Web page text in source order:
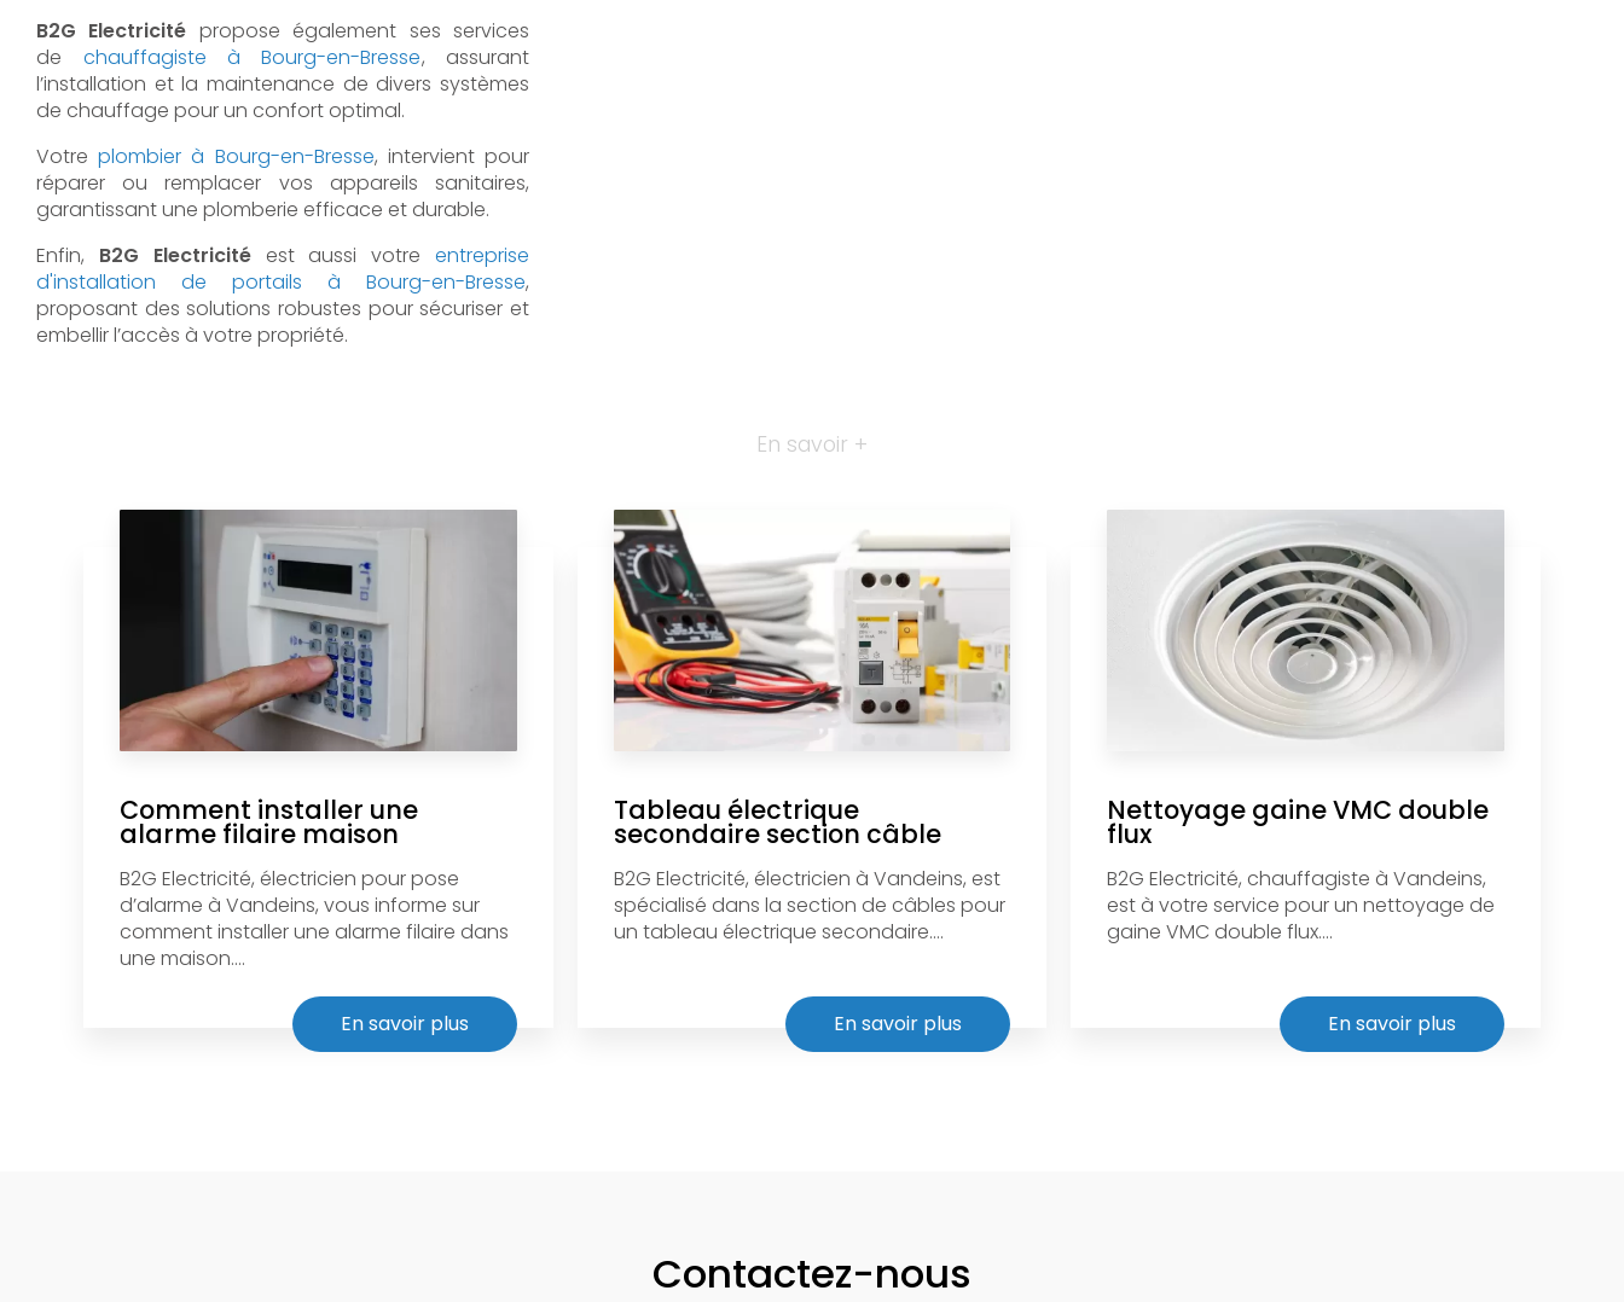
B2G Electricité propose également ses services
de chauffagiste à Bourg-en-Bresse, assurant
l’installation et la maintenance de divers systèmes
de chauffage pour un confort optimal.
Votreplombier à Bourg-en-Bresse, intervient pour
réparer ou remplacer vos appareils sanitaires,
garantissant une plomberie efficace et durable.
Enfin, B2G Electricitéest aussi votreentreprise
d'installation de portails à Bourg-en-Bresse,
proposant des solutions robustes pour sécuriser et
embellir l’accès à votre propriété.
En savoir +
Comment installer une
alarme filaire maison
B2G Electricité, électricien pour pose
d’alarme à Vandeins, vous informe sur
comment installer une alarme filaire dans
une maison....
En savoir plus
Tableau électrique
secondaire section câble
B2G Electricité, électricien à Vandeins, est
spécialisé dans la section de câbles pour
un tableau électrique secondaire....
En savoir plus
Nettoyage gaine VMC double
flux
B2G Electricité, chauffagiste à Vandeins,
est à votre service pour un nettoyage de
gaine VMC double flux....
En savoir plus
Contactez-nous